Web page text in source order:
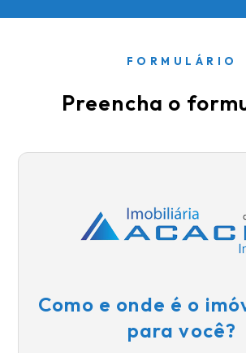
FORMULÁRIO
Preencha o
Como e onde é o
para você?